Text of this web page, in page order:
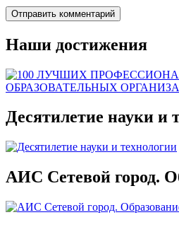
Наши достижения
Десятилетие науки и
АИС Сетевой город.